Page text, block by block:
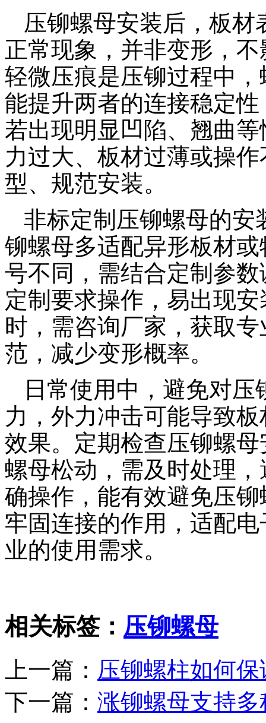
压铆螺母安装后，板
正常现象，并非变形，
轻微压痕是压铆过程中
能提升两者的连接稳定
若出现明显凹陷、翘曲
力过大、板材过薄或操
型、规范安装。
非标定制压铆螺母的安
铆螺母多适配异形板材
号不同，需结合定制参
定制要求操作，易出现
时，需咨询厂家，获取
范，减少变形概率。
日常使用中，避免对
力，外力冲击可能导致
效果。定期检查压铆螺
螺母松动，需及时处理
确操作，能有效避免压
牢固连接的作用，适配
业的使用需求。
相关标签： 压铆螺母
上一篇： 压铆螺柱如何
下一篇： 涨铆螺母支持